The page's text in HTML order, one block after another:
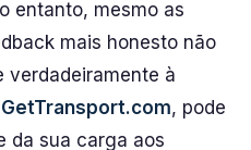
entanto, mesmo as
mais honesto não
verdadeiramente à
GetTransport.com, pode
da sua carga aos